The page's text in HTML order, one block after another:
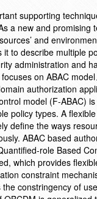
supporting
a new and
and
to describe multiple
administration and
on ABAC
authorization
model (F-ABAC)
policy types. A
define the ways
ABAC based
role Based
which provides
constraint
constringency of